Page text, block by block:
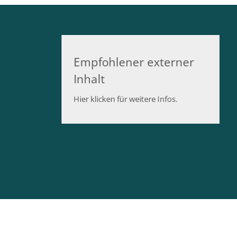
Empfohlener externer
Inhalt
Hier klicken für weitere Infos.